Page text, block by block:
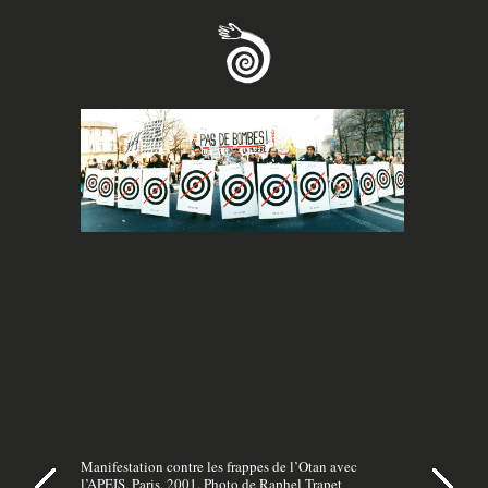
Manifestation contre les frappes de l’Otan avec
l’APEIS, Paris, 2001. Photo de Raphel Trapet